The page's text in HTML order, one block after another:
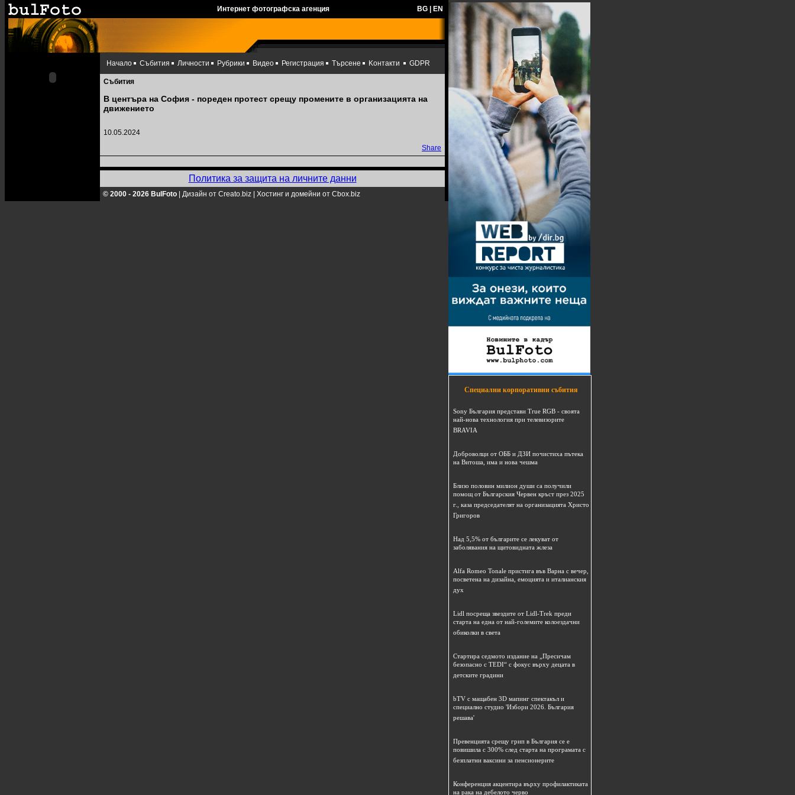
Интернет фотографска агенция BG EN
Начало Събития Личности Рубрики Видео Регистрация Търсене Kонтакти GDPR
Събития
В центъра на София - пореден протест срещу промените в организацията на
движението
10.05.2024
Share
Политика за защита на личните данни
© 2000 - 2026 BulFoto Дизайн от Creato.biz Хостинг и домейни от Cbox.biz
Специални корпоративни събития
Sony България представи True RGB - своята
най-нова технология при телевизорите
BRAVIA
Доброволци от ОББ и ДЗИ почистиха пътека
на Витоша, има и нова чешма
Близо половин милион души са получили
помощ от Българския Червен кръст през 2025
г., каза председателят на организацията Христо
Григоров
Над 5,5% от българите се лекуват от
заболявания на щитовидната жлеза
Alfa Romeo Tonale пристига във Варна с вечер,
посветена на дизайна, емоцията и италианския
дух
Lidl посреща звездите от Lidl-Trek преди
старта на една от най-големите колоездачни
обиколки в света
Стартира седмото издание на „Пресичам
безопасно с TEDI“ с фокус върху децата в
детските градини
bTV с мащабен 3D мапинг спектакъл и
специално студио 'Избори 2026. България
решава'
Превенцията срещу грип в България се е
повишила с 300% след старта на програмата с
безплатни ваксини за пенсионерите
Конференция акцентира върху профилактиката